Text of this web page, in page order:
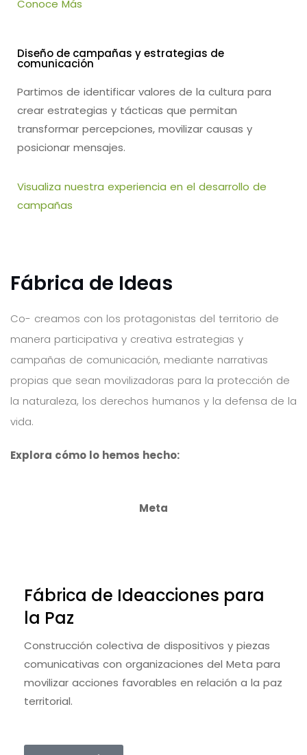
Conoce Más
Diseño de campañas y estrategias de
comunicación
Partimos de identificar valores de la cultura para
crear estrategias y tácticas que permitan
transformar percepciones, movilizar causas y
posicionar mensajes.
Visualiza nuestra experiencia en el desarrollo de
campañas
Fábrica de Ideas
Co- creamos con los protagonistas del territorio de
manera participativa y creativa estrategias y
campañas de comunicación, mediante narrativas
propias que sean movilizadoras para la protección de
la naturaleza, los derechos humanos y la defensa de la
vida.
Explora cómo lo hemos hecho:
Meta
Fábrica de Ideacciones para
la Paz
Construcción colectiva de dispositivos y piezas
comunicativas con organizaciones del Meta para
movilizar acciones favorables en relación a la paz
territorial.